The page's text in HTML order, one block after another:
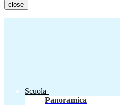
close
Scuola
Panoramica